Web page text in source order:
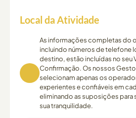
Local da Atividade
As informações completas do
incluindo números de telefone
destino, estão incluídas no seu
Confirmação. Os nossos
selecionam apenas os
experientes e confiáveis em
eliminando as suposições para
sua tranquilidade.